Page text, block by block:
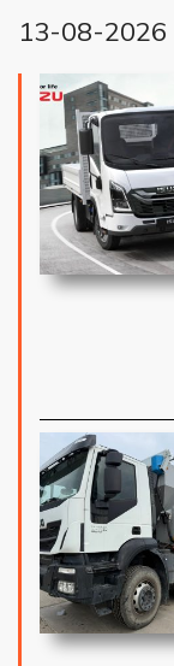
13-08-2026